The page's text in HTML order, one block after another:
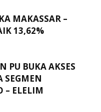
MAKASSAR –
13,62%
PU BUKA AKSES
SEGMEN
– ELELIM